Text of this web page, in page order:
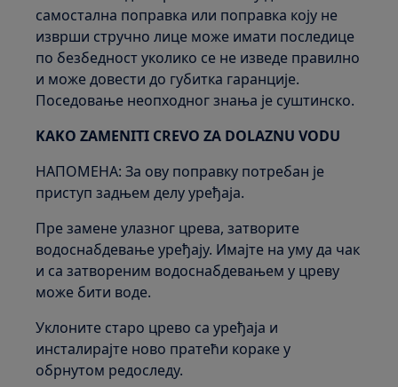
самостална поправка или поправка коју не
изврши стручно лице може имати последице
по безбедност уколико се не изведе правилно
и може довести до губитка гаранције.
Поседовање неопходног знања је суштинско.
KAKO ZAMENITI CREVO ZA DOLAZNU VODU
НАПОМЕНА: За ову поправку потребан је
приступ задњем делу уређаја.
Пре замене улазног црева, затворите
водоснабдевање уређају. Имајте на уму да чак
и са затвореним водоснабдевањем у цреву
може бити воде.
Уклоните старо црево са уређаја и
инсталирајте ново пратећи кораке у
обрнутом редоследу.